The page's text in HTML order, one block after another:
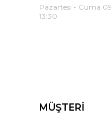
Pazartesi - Cuma
13:30
MÜŞTERİ